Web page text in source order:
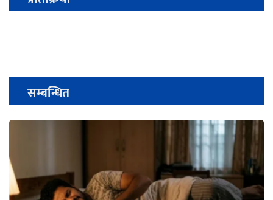
सम्बन्धित